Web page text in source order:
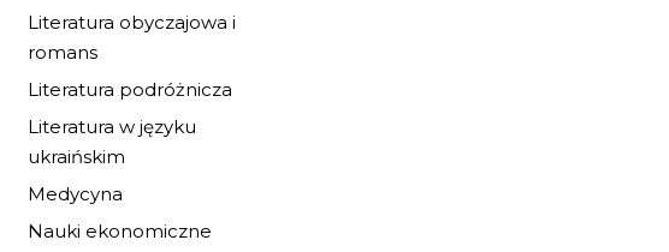
Literatura obyczajowa i
romans
Literatura podróżnicza
Literatura w języku
ukraińskim
Medycyna
Nauki ekonomiczne